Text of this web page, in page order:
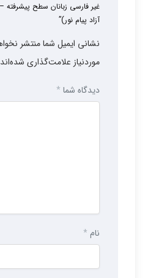
غیر فارسی زبانان سطح
آزاد پیام نور)”
نشانی ایمیل شما منتشر
موردنیاز علامت‌گذاری شده‌اند
دیدگاه شما *
نام *